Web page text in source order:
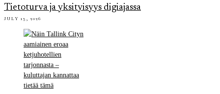
Tietoturva ja yksityisyys digiajassa
JULY 13, 2026